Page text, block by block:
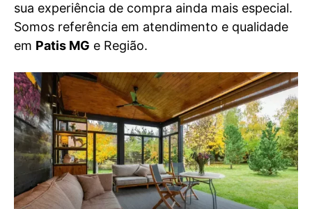
sua experiência de compra ainda mais especial.
Somos referência em atendimento e qualidade
em Patis MG e Região.